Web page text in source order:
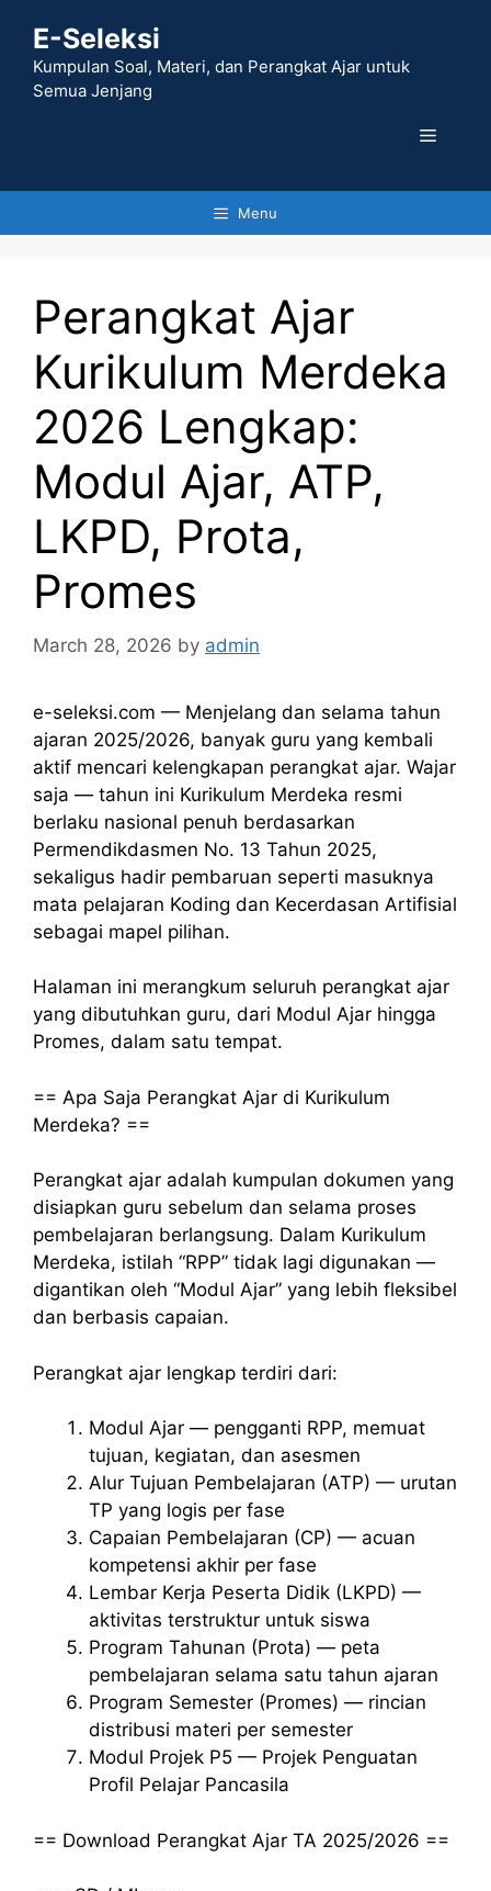
content
E-Seleksi
Kumpulan Soal, Materi, dan Perangkat Ajar untuk
Semua Jenjang
Menu
Menu
Perangkat Ajar
Kurikulum Merdeka
2026 Lengkap:
Modul Ajar, ATP,
LKPD, Prota,
Promes
March 28, 2026 by admin
e-seleksi.com — Menjelang dan selama tahun
ajaran 2025/2026, banyak guru yang kembali
aktif mencari kelengkapan perangkat ajar. Wajar
saja — tahun ini Kurikulum Merdeka resmi
berlaku nasional penuh berdasarkan
Permendikdasmen No. 13 Tahun 2025,
sekaligus hadir pembaruan seperti masuknya
mata pelajaran Koding dan Kecerdasan Artifisial
sebagai mapel pilihan.
Halaman ini merangkum seluruh perangkat ajar
yang dibutuhkan guru, dari Modul Ajar hingga
Promes, dalam satu tempat.
== Apa Saja Perangkat Ajar di Kurikulum
Merdeka? ==
Perangkat ajar adalah kumpulan dokumen yang
disiapkan guru sebelum dan selama proses
pembelajaran berlangsung. Dalam Kurikulum
Merdeka, istilah “RPP” tidak lagi digunakan —
digantikan oleh “Modul Ajar” yang lebih fleksibel
dan berbasis capaian.
Perangkat ajar lengkap terdiri dari:
Modul Ajar — pengganti RPP, memuat
tujuan, kegiatan, dan asesmen
Alur Tujuan Pembelajaran (ATP) — urutan
TP yang logis per fase
Capaian Pembelajaran (CP) — acuan
kompetensi akhir per fase
Lembar Kerja Peserta Didik (LKPD) —
aktivitas terstruktur untuk siswa
Program Tahunan (Prota) — peta
pembelajaran selama satu tahun ajaran
Program Semester (Promes) — rincian
distribusi materi per semester
Modul Projek P5 — Projek Penguatan
Profil Pelajar Pancasila
== Download Perangkat Ajar TA 2025/2026 ==